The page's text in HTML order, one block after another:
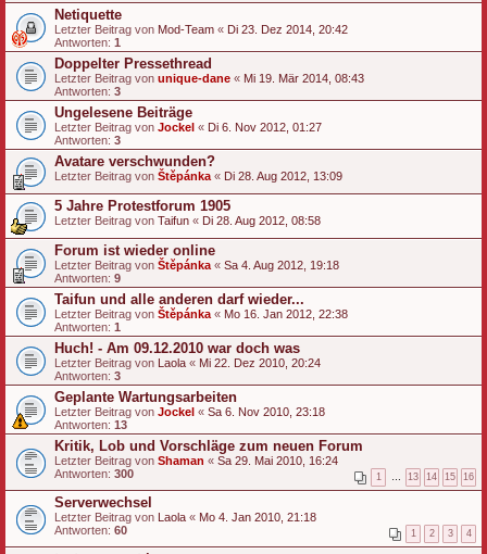
Netiquette
Letzter Beitrag von Mod-Team « Di 23. Dez 2014, 20:42
Antworten: 1
Doppelter Pressethread
Letzter Beitrag von unique-dane « Mi 19. Mär 2014, 08:43
Antworten: 3
Ungelesene Beiträge
Letzter Beitrag von Jockel « Di 6. Nov 2012, 01:27
Antworten: 3
Avatare verschwunden?
Letzter Beitrag von Štěpánka « Di 28. Aug 2012, 13:09
5 Jahre Protestforum 1905
Letzter Beitrag von Taifun « Di 28. Aug 2012, 08:58
Forum ist wieder online
Letzter Beitrag von Štěpánka « Sa 4. Aug 2012, 19:18
Antworten: 9
Taifun und alle anderen darf wieder...
Letzter Beitrag von Štěpánka « Mo 16. Jan 2012, 22:38
Antworten: 1
Huch! - Am 09.12.2010 war doch was
Letzter Beitrag von Laola « Mi 22. Dez 2010, 20:24
Antworten: 3
Geplante Wartungsarbeiten
Letzter Beitrag von Jockel « Sa 6. Nov 2010, 23:18
Antworten: 13
Kritik, Lob und Vorschläge zum neuen Forum
Letzter Beitrag von Shaman « Sa 29. Mai 2010, 16:24
Antworten: 300 1 13 14 15 16
Serverwechsel
Letzter Beitrag von Laola « Mo 4. Jan 2010, 21:18
Antworten: 60 1 2 3 4